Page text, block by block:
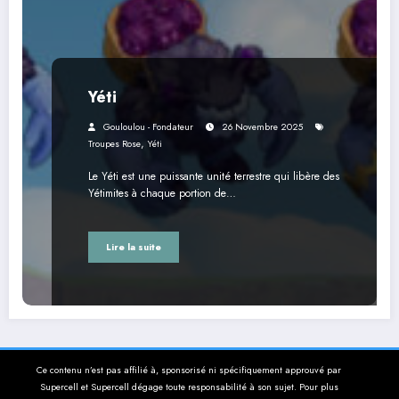
Yéti
Gouloulou - Fondateur
26 Novembre 2025
Troupes Rose,Yéti
Le Yéti est une puissante unité terrestre qui libère des
Yétimites à chaque portion de…
Lire la suite
Ce contenu n’est pas affilié à, sponsorisé ni spécifiquement approuvé par
Supercell et Supercell dégage toute responsabilité à son sujet. Pour plus